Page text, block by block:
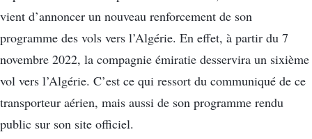
vient d’annoncer un nouveau renforcement de son
programme des vols vers l’Algérie. En effet, à partir du 7
novembre 2022, la compagnie émiratie desservira un sixième
vol vers l’Algérie. C’est ce qui ressort du communiqué de ce
transporteur aérien, mais aussi de son programme rendu
public sur son site officiel.